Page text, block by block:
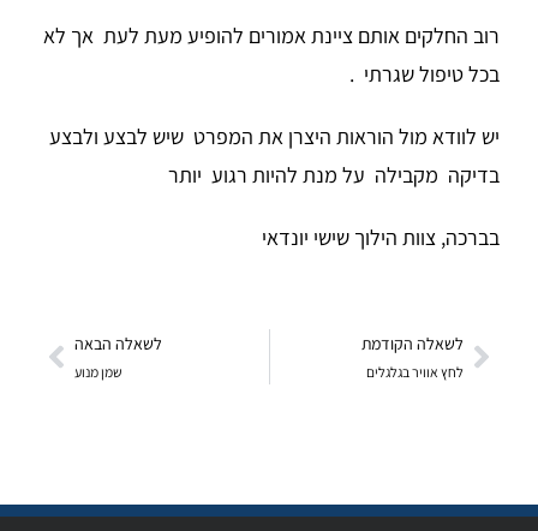
רוב החלקים אותם ציינת אמורים להופיע מעת לעת אך לא
בכל טיפול שגרתי .
יש לוודא מול הוראות היצרן את המפרט שיש לבצע ולבצע
בדיקה מקבילה על מנת להיות רגוע יותר
בברכה, צוות הילוך שישי יונדאי
לשאלה הקודמת
לחץ אוויר בגלגלים
לשאלה הבאה
שמן מנוע